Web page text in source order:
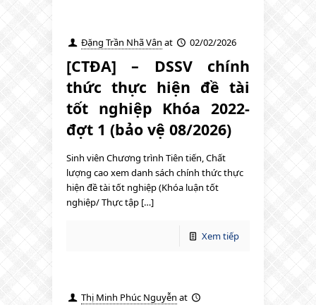
Đặng Trần Nhã Vân at 02/02/2026
[CTĐA] – DSSV chính
thức thực hiện đề tài
tốt nghiệp Khóa 2022-
đợt 1 (bảo vệ 08/2026)
Sinh viên Chương trình Tiên tiến, Chất
lượng cao xem danh sách chính thức thực
hiện đề tài tốt nghiệp (Khóa luận tốt
nghiệp/ Thực tập […]
Xem tiếp
Thị Minh Phúc Nguyễn at